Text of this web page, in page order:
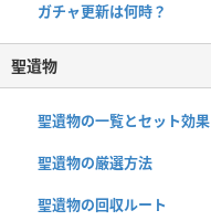
ガチャ更新は何時？
聖遺物
聖遺物の一覧とセット効果
聖遺物の厳選方法
聖遺物の回収ルート